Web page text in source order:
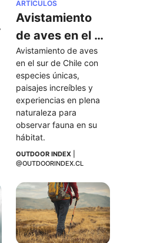
ARTÍCULOS
Avistamiento
de aves en el
sur de Chile
Avistamiento de aves
en el sur de Chile con
especies únicas,
paisajes increíbles y
experiencias en plena
naturaleza para
observar fauna en su
hábitat.
OUTDOOR INDEX
@OUTDOORINDEX.CL